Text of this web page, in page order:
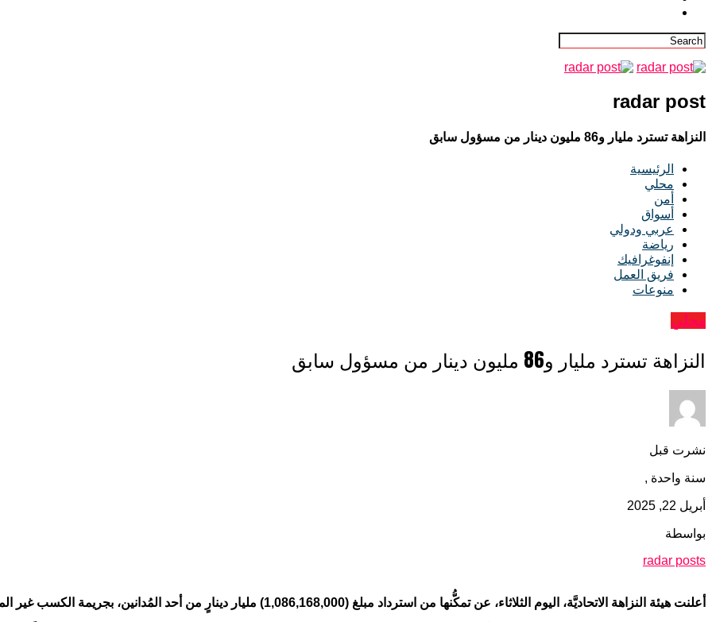
radar post
النزاهة تسترد مليار و86 مليون دينار من مسؤول سابق
الرئيسية
محلي
أمن
أسواق
عربي ودولي
رياضة
إنفوغرافيك
فريق العمل
منوعات
محلي
النزاهة تسترد مليار و86 مليون دينار من مسؤول سابق
نشرت قبل
سنة واحدة ,
أبريل 22, 2025
بواسطة
radar posts
أعلنت هيئة النزاهة الاتحاديَّة، اليوم الثلاثاء، عن تمكُّنها من استرداد مبلغ (1,086,168,000) مليار دينارٍ من أحد المُدانين، بجريمة الكسب غير المشروع أثر تصديق الحكم القضائيٍّ الصادر بحقه .